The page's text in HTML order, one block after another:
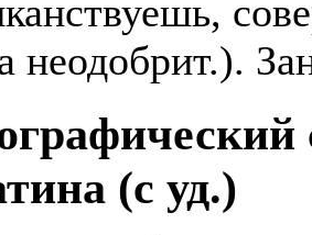
неодобрит.).
(c уд.)